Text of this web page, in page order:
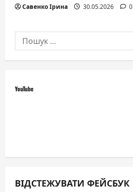
Савенко Ірина 30.05.2026 0
Пошук:
YouTube
ВІДСТЕЖУВАТИ ФЕЙСБУК